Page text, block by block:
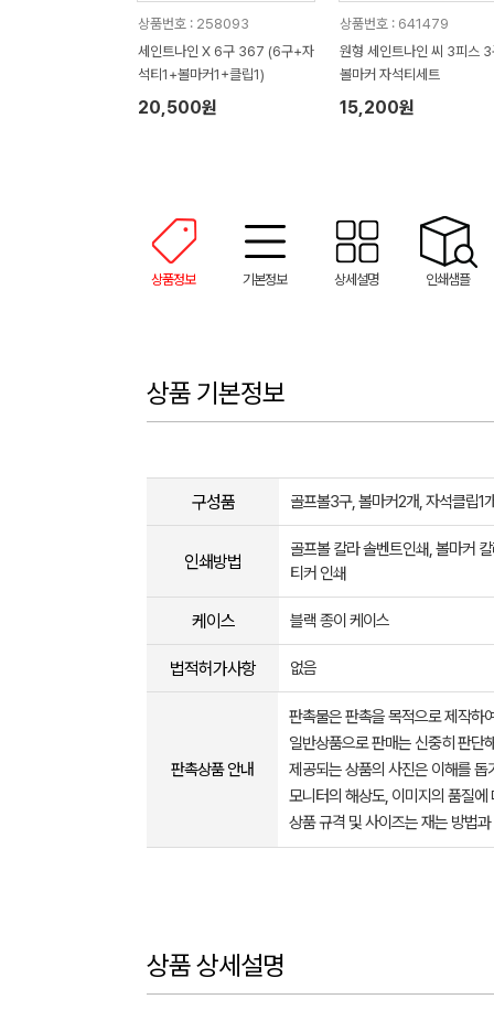
상품번호 : 258093
세인트나인 X 6구 367 (6구+자
석티1+볼마커1+클립1)
20,500원
상품번호 : 641479
원형 세인트나인 씨 3피스 3
볼마커 자석티세트
15,200원
상품정보 기본정보 상세설명 인쇄샘플
상품 기본정보
구성품 골프볼3구, 볼마커2개, 자석클립1
인쇄방법
골프볼 칼라 솔벤트인쇄, 볼마커
티커 인쇄
케이스 블랙 종이 케이스
법적허가사항 없음
판촉상품 안내
판촉물은 판촉을 목적으로 제작하
일반상품으로 판매는 신중히 판단
제공되는 상품의 사진은 이해를
모니터의 해상도, 이미지의 품질
상품 규격 및 사이즈는 재는 방법
상품 상세설명